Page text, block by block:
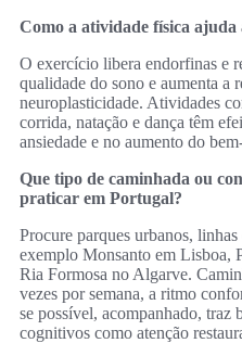
Como a atividade física ajuda
O exercício libera endorfinas e
qualidade do sono e aumenta a
neuroplasticidade. Atividades
corrida, natação e dança têm
ansiedade e no aumento do
Que tipo de caminhada ou
praticar em Portugal?
Procure parques urbanos,
exemplo Monsanto em Lisboa,
Ria Formosa no Algarve.
vezes por semana, a ritmo
se possível, acompanhado, traz
cognitivos como atenção